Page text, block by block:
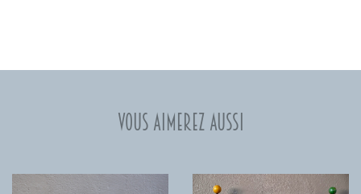
Vous aimerez aussi